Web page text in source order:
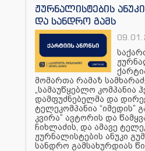
ჟურნალისტების
და სანდრო გამს
მომართა რამაზ
„სამაუწყებლო კომპანია
დამფუძნებელმა და
ტელეკომპანია “იმედის”
კვირა” ავტორის და
ჩიხლაძის, და ამავე
ჟურნალისტების ანუკი
სანდრო გამსახურდიას